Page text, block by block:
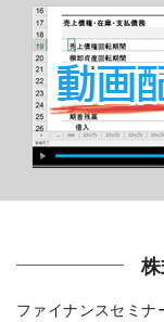
ファイナンスセミ